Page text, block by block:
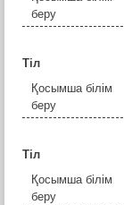
беру
Тіл
Қосымша білім
беру
Тіл
Қосымша білім
беру